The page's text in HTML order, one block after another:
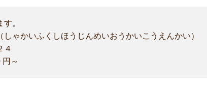
。
ゃかいふくしほうじんめいおうかいこうえんかい）
４
～